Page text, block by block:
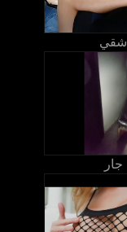
شقي
جار